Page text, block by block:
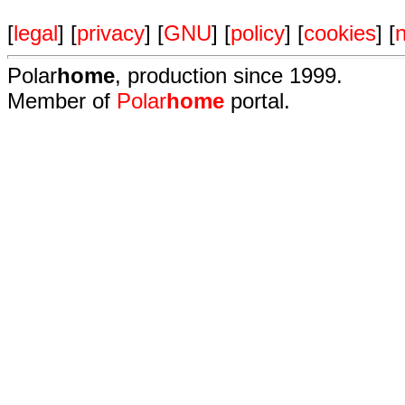
[legal] [privacy] [GNU] [policy] [cookies] [
Polarhome, production since 1999.
Member of Polarhome portal.